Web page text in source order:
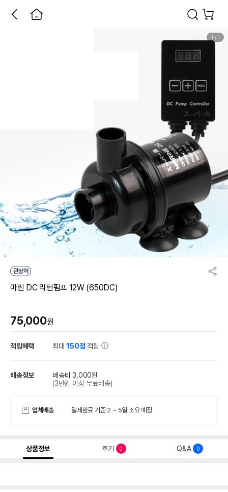
1 / 1
관상어
마린 DC 리턴펌프 12W (650DC)
75,000원
적립혜택 최대150점 적립
배송정보
배송비 3,000원
(3만원 이상 무료배송)
업체배송 결제완료 기준 2 ~ 5일 소요 예정
상품정보 후기 0 Q&A 0